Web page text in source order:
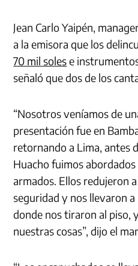
Jean Carlo Yaipén,
a la emisora que los
70 mil solese
señaló que dos de los
“Nosotros veníamos de
presentación fue en
retornando a Lima, antes
Huacho fuimos
armados. Ellos redujeron
seguridad y nos llevaron a
donde nos tiraron al piso,
nuestras cosas”, dijo el